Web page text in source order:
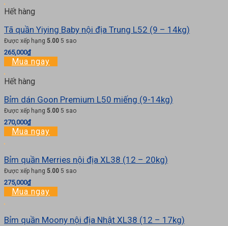
Hết hàng
Tã quần Yiying Baby nội địa Trung L52 (9 – 14kg)
Được xếp hạng 5.00 5 sao
265,000₫
Mua ngay
Hết hàng
Bỉm dán Goon Premium L50 miếng (9-14kg)
Được xếp hạng 5.00 5 sao
270,000₫
Mua ngay
Bỉm quần Merries nội địa XL38 (12 – 20kg)
Được xếp hạng 5.00 5 sao
275,000₫
Mua ngay
Bỉm quần Moony nội địa Nhật XL38 (12 – 17kg)